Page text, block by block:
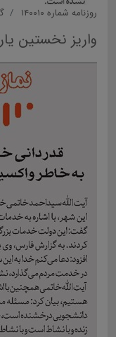
روزنامه شماره ۱۴۰۰۱۰
واریز نخستین